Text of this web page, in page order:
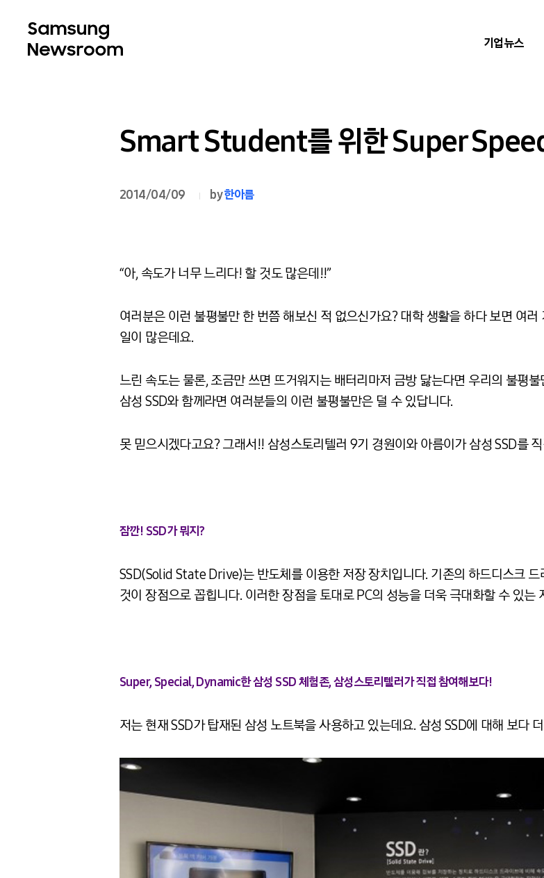
기업뉴스
Smart Student를 위한 Super
2014/04/09 by한아름
“아, 속도가 너무 느리다! 할 것도 많은데!!”
여러분은 이런 불평불만 한 번쯤 해보신 적 없으신가요? 대학 생활을 하다 보면 여
일이 많은데요.
느린 속도는 물론, 조금만 쓰면 뜨거워지는 배터리마저 금방 닳는다면 우리의 불평
삼성 SSD와 함께라면 여러분들의 이런 불평불만은 덜 수 있답니다.
못 믿으시겠다고요? 그래서!! 삼성스토리텔러 9기 경원이와 아름이가 삼성 SSD를
잠깐! SSD가 뭐지?
SSD(Solid State Drive)는 반도체를 이용한 저장 장치입니다. 기존의 하드디스크
것이 장점으로 꼽힙니다. 이러한 장점을 토대로 PC의 성능을 더욱 극대화할 수 있는
Super, Special, Dynamic한 삼성 SSD 체험존, 삼성스토리텔러가 직접 참여해보다!
저는 현재 SSD가 탑재된 삼성 노트북을 사용하고 있는데요. 삼성 SSD에 대해 보다